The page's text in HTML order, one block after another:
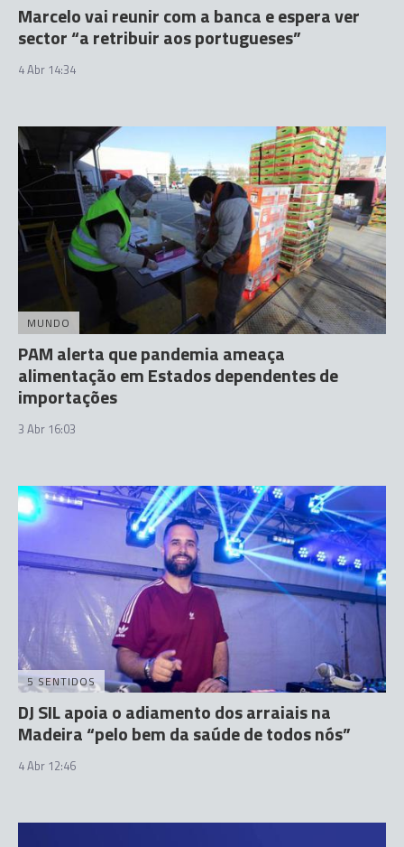
Marcelo vai reunir com a banca e espera ver
sector “a retribuir aos portugueses”
4 Abr 14:34
MUNDO
PAM alerta que pandemia ameaça
alimentação em Estados dependentes de
importações
3 Abr 16:03
5 SENTIDOS
DJ SIL apoia o adiamento dos arraiais na
Madeira “pelo bem da saúde de todos nós”
4 Abr 12:46